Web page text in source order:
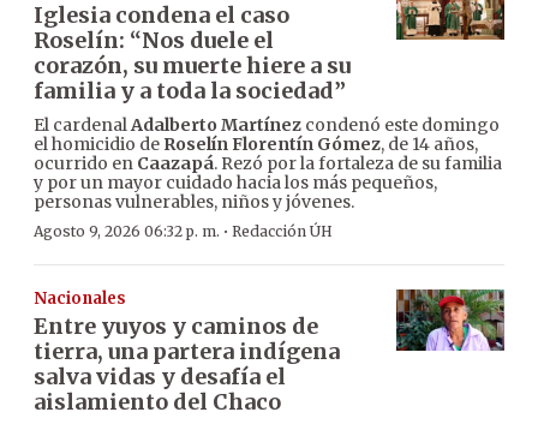
Iglesia condena el caso
Roselín: “Nos duele el
corazón, su muerte hiere a su
familia y a toda la sociedad”
El cardenalAdalberto Martínez condenó este domingo
el homicidio de Roselín Florentín Gómez, de 14 años,
ocurrido en Caazapá. Rezó por la fortaleza de su familia
y por un mayor cuidado hacia los más pequeños,
personas vulnerables, niños y jóvenes.
Agosto 9, 2026 06:32 p. m. · Redacción ÚH
Nacionales
Entre yuyos y caminos de
tierra, una partera indígena
salva vidas y desafía el
aislamiento del Chaco